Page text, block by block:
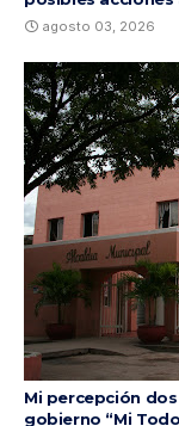
agosto 03, 2026
Mi percepción
gobierno “Mi